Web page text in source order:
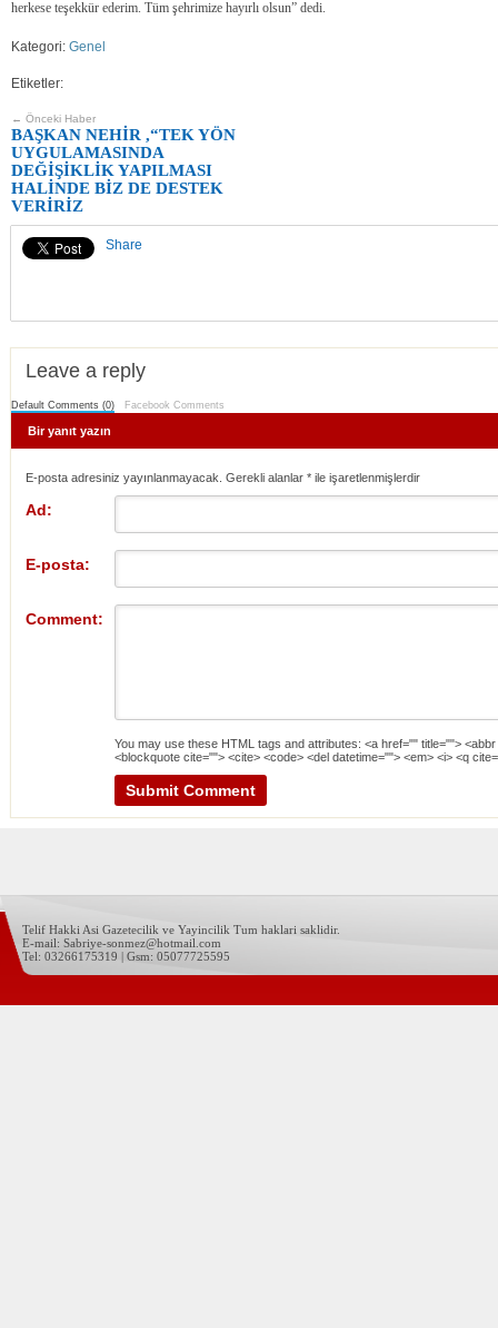
herkese teşekkür ederim. Tüm şehrimize hayırlı olsun” dedi.
Kategori: Genel
Etiketler:
← Önceki Haber
BAŞKAN NEHİR ,“TEK YÖN
UYGULAMASINDA
DEĞİŞİKLİK YAPILMASI
HALİNDE BİZ DE DESTEK
VERİRİZ
Share
Leave a reply
Default Comments (0) Facebook Comments
Bir yanıt yazın
E-posta adresiniz yayınlanmayacak. Gerekli alanlar * ile işaretlenmişlerdir
Ad:
E-posta:
Comment:
You may use these HTML tags and attributes: <a href="" title="">
<blockquote cite=""> <cite> <code> <del datetime=""> <em> <i> <q
Telif Hakki Asi Gazetecilik ve Yayincilik Tum haklari saklidir.
E-mail: Sabriye-sonmez@hotmail.com
Tel: 03266175319 | Gsm: 05077725595